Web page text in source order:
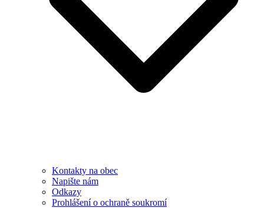
Kontakty na obec
Napište nám
Odkazy
Prohlášení o ochraně soukromí